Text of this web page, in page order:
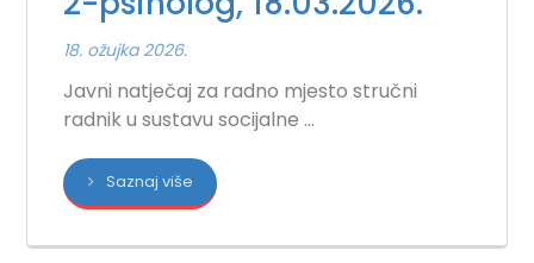
18. ožujka 2026.
Javni natječaj za radno mjesto stručni
radnik u sustavu socijalne ...
Saznaj više